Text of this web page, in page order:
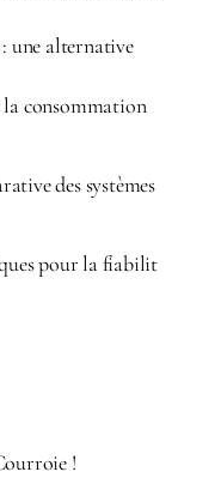
une alternative
consommation
des systèmes
pour la fiabilit
!